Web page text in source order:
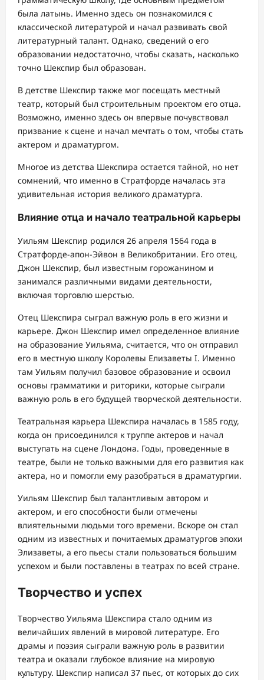
была латынь. Именно здесь он познакомился с
классической литературой и начал развивать свой
литературный талант. Однако, сведений о его
образовании недостаточно, чтобы сказать, насколько
точно Шекспир был образован.
В детстве Шекспир также мог посещать местный
театр, который был строительным проектом его отца.
Возможно, именно здесь он впервые почувствовал
призвание к сцене и начал мечтать о том, чтобы стать
актером и драматургом.
Многое из детства Шекспира остается тайной, но нет
сомнений, что именно в Стратфорде началась эта
удивительная история великого драматурга.
Влияние отца и начало театральной карьеры
Уильям Шекспир родился 26 апреля 1564 года в
Стратфорде-апон-Эйвон в Великобритании. Его отец,
Джон Шекспир, был известным горожанином и
занимался различными видами деятельности,
включая торговлю шерстью.
Отец Шекспира сыграл важную роль в его жизни и
карьере. Джон Шекспир имел определенное влияние
на образование Уильяма, считается, что он отправил
его в местную школу Королевы Елизаветы I. Именно
там Уильям получил базовое образование и освоил
основы грамматики и риторики, которые сыграли
важную роль в его будущей творческой деятельности.
Театральная карьера Шекспира началась в 1585 году,
когда он присоединился к труппе актеров и начал
выступать на сцене Лондона. Годы, проведенные в
театре, были не только важными для его развития как
актера, но и помогли ему разобраться в драматургии.
Уильям Шекспир был талантливым автором и
актером, и его способности были отмечены
влиятельными людьми того времени. Вскоре он стал
одним из известных и почитаемых драматургов эпохи
Элизаветы, а его пьесы стали пользоваться большим
успехом и были поставлены в театрах по всей стране.
Творчество и успех
Творчество Уильяма Шекспира стало одним из
величайших явлений в мировой литературе. Его
драмы и поэзия сыграли важную роль в развитии
театра и оказали глубокое влияние на мировую
культуру. Шекспир написал 37 пьес, от которых до сих